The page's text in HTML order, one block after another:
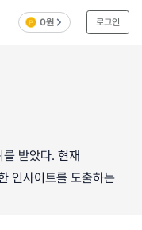
0원 로그인
받았다. 현재
인사이트를 도출하는